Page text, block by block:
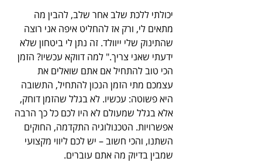
יכולתי ללכת שלב אחר שלב, להבין מה
מתאים לי, ורק אז להחליט איפה אני רוצה
שהתינוק שלי ייוולד. זה נתן לי ביטחון שלא
ידעתי שאני צריך." למה דווקא עכשיו? הזמן
הכי טוב להתחיל אם אתם שואלים את
עצמכם מתי הזמן הנכון להתחיל, התשובה
היא פשוטה: עכשיו. לא בגלל שהזמן דוחק,
אלא בגלל שמעולם לא היו לכם כל כך הרבה
אפשרויות. הטכנולוגיה התקדמה, החוקים
השתנו, והכי חשוב – יש לכם ליווי מקצועי
שמבין בדיוק מה אתם עוברים.